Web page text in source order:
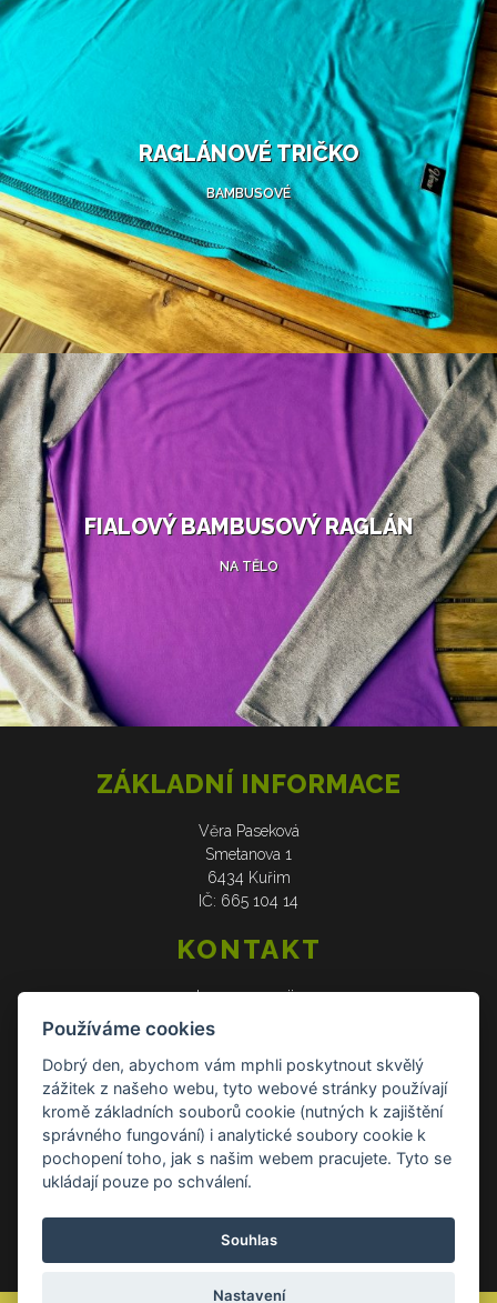
RAGLÁNOVÉ TRIČKO
BAMBUSOVÉ
FIALOVÝ BAMBUSOVÝ RAGLÁN
NA TĚLO
ZÁKLADNÍ INFORMACE
Věra Paseková
Smetanova 1
6434 Kuřim
IČ: 665 104 14
KONTAKT
web: www.verasije.cz
email: obchudek@verasije.cz
DOKUMENTY
Všeobecné obchodní podmínky
Zásady ochrany osobních údajů
Reklamace a vrácení zboží
Používáme cookies
Dobrý den, abychom vám mphli poskytnout skvělý
zážitek z našeho webu, tyto webové stránky používají
kromě základních souborů cookie (nutných k zajištění
správného fungování) i analytické soubory cookie k
pochopení toho, jak s našim webem pracujete. Tyto se
ukládají pouze po schválení.
Souhlas
Nastavení